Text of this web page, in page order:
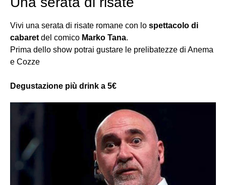
Vivi una serata di risate romane con lo spettacolo di
cabaret del comico Marko Tana.
Prima dello show potrai gustare le prelibatezze di Anema
e Cozze
Degustazione più drink a 5€